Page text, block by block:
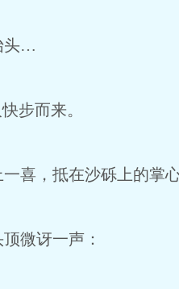
头…
步而来。
，抵在沙砾上的掌心
微讶一声：